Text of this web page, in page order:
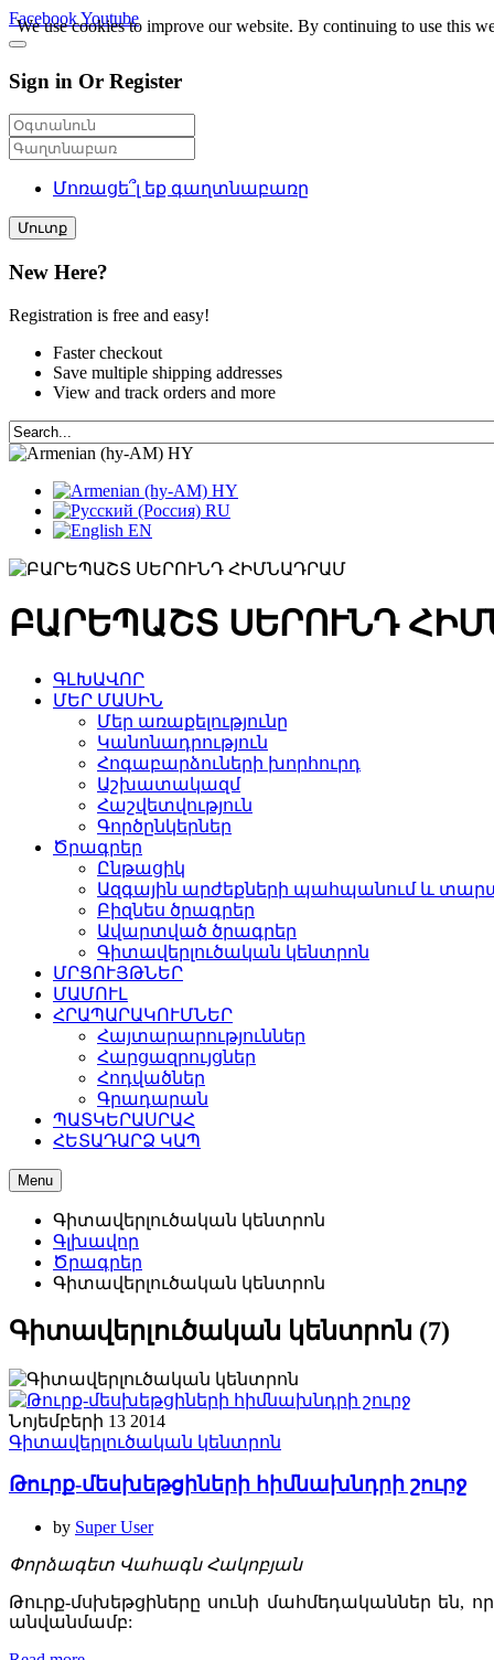
FacebookYoutube
Sign in Or Register
Մոռացե՞լ եք գաղտնաբառը
Մուտք
New Here?
Registration is free and easy!
Faster checkout
Save multiple shipping addresses
View and track orders and more
HY
HY
RU
EN
ԲԱՐԵՊԱՇՏ ՍԵՐՈՒՆԴ
ԳԼԽԱՎՈՐ
ՄԵՐ ՄԱՍԻՆ
Մեր առաքելությունը
Կանոնադրություն
Հոգաբարձուների խորհուրդ
Աշխատակազմ
Հաշվետվություն
Գործընկերներ
Ծրագրեր
Ընթացիկ
Ազգային արժեքների պահպանում և
Բիզնես ծրագրեր
Ավարտված ծրագրեր
Գիտավերլուծական կենտրոն
ՄՐՑՈՒՅԹՆԵՐ
ՄԱՄՈՒԼ
ՀՐԱՊԱՐԱԿՈՒՄՆԵՐ
Հայտարարություններ
Հարցազրույցներ
Հոդվածներ
Գրադարան
ՊԱՏԿԵՐԱՍՐԱՀ
ՀԵՏԱԴԱՐՁ ԿԱՊ
Menu
Գիտավերլուծական կենտրոն
Գլխավոր
Ծրագրեր
Գիտավերլուծական կենտրոն
Գիտավերլուծական կենտրոն (7)
Նոյեմբերի 13 2014
Գիտավերլուծական կենտրոն
Թուրք-մեսխեթցիների հիմնախնդրի շուրջ
by Super User
Փորձագետ Վահագն Հակոբյան
Թուրք-մսխեթցիները սունի մահմեդականներ
անվանմամբ:
We use cookies to improve our website. By continuing to use this